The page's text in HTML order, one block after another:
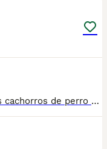
-Tlfno 625 49 75 31. Juan Manuel * preciosos cachorros de perro de agua, reserva el tuyo. * Cachorro de las mejores líneas. * Se entregan vacunados y desparasitados con cartilla veterinaria.